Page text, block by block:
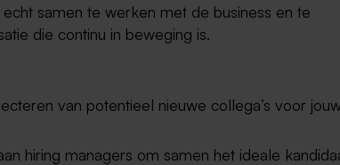
samen te werken met de business en te
die continu in beweging is.
van potentieel nieuwe collega’s voor
hiring managers om samen het ideale